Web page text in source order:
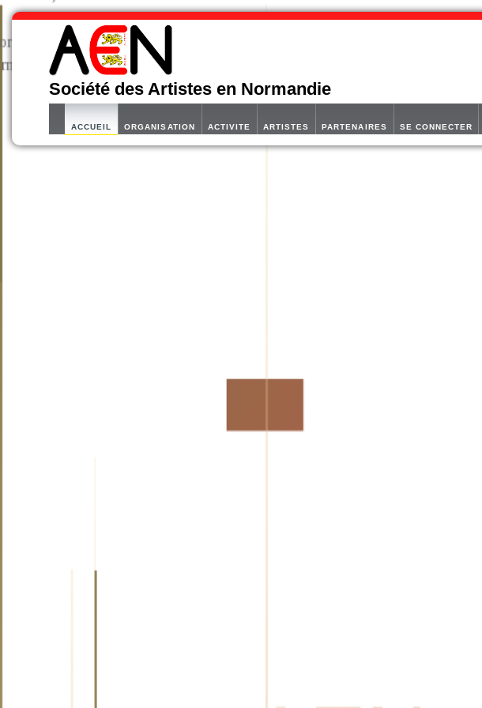
Société des Artistes en Normandie
ACCUEIL ORGANISATION ACTIVITE ARTISTES PARTENAIRES SE CONNECTER